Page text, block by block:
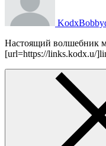
Настоящий волшебник
[url=https://links.kodx.u/